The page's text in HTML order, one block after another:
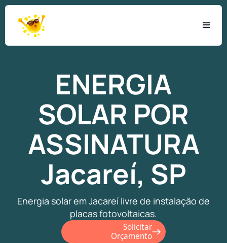
ENERGIA
SOLAR POR
ASSINATURA
Jacareí, SP
Energia solar em Jacareí livre de instalação de
placas fotovoltaicas.
Solicitar
Orçamento